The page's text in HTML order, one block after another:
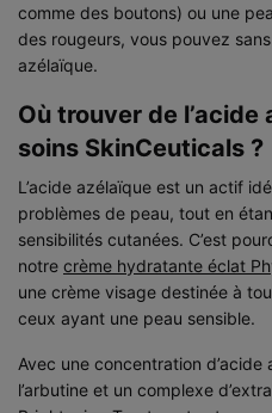
comme des boutons) ou une
des rougeurs, vous pouvez
azélaïque.
Où trouver de
soins SkinCeuticals ?
L’acide azélaïque est un actif
problèmes de peau, tout en
sensibilités cutanées. C’est
notre crème hydratante éclat
une crème visage destinée à
ceux ayant une peau sensible.
Avec une concentration
l’arbutine et un complexe